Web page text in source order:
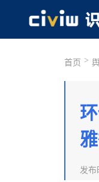
首页 >
发布